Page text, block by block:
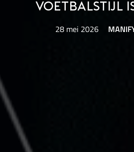
voetbalstijl
28 mei 2026